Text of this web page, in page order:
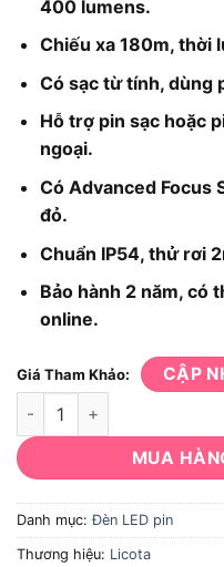
400 lumens.
Chiếu xa 180m, thời
Có sạc từ tính, dùng
Hỗ trợ pin sạc hoặc
ngoại.
Có Advanced Focus
đỏ.
Chuẩn IP54, thử rơi
Bảo hành 2 năm, có
online.
Giá Tham Khảo: CẬP
Đèn LED Đội Đầu
MUA
Danh mục:Đèn LED pin
Thương hiệu: Licota